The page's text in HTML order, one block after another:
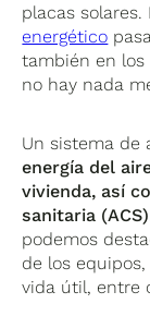
placas solares.
energético
también en los
no hay nada
Un sistema de
energía del
vivienda, así
sanitaria (ACS)
podemos
de los
vida útil, entre